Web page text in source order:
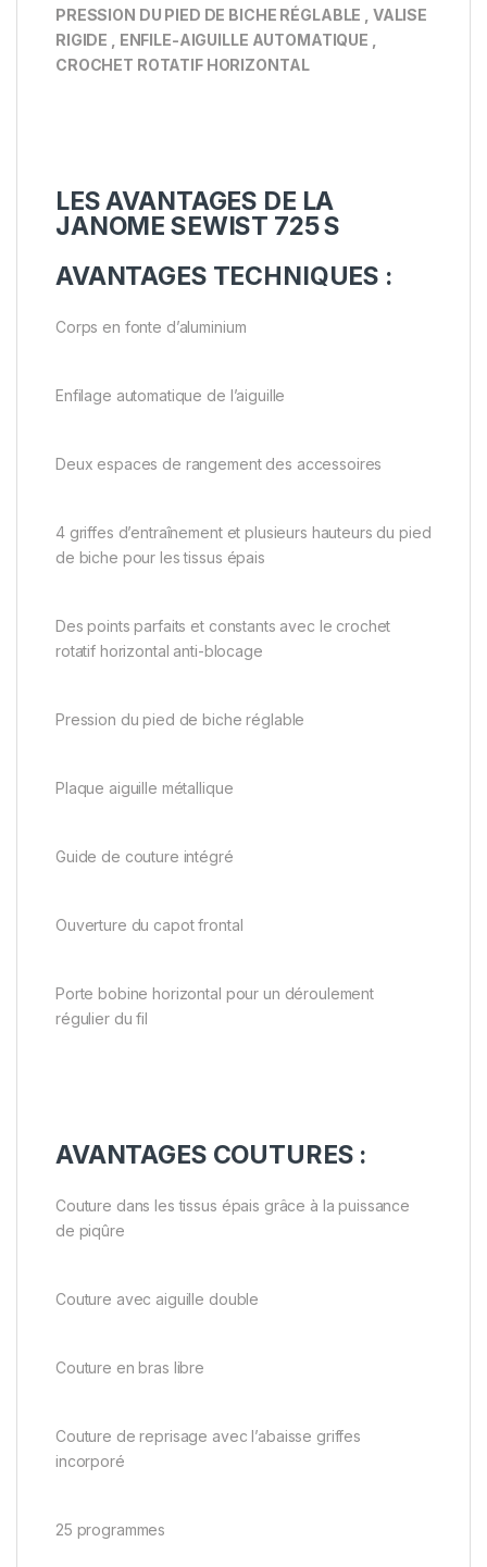
PRESSION DU PIED DE BICHE RÉGLABLE , VALISE
RIGIDE , ENFILE-AIGUILLE AUTOMATIQUE ,
CROCHET ROTATIF HORIZONTAL
LES AVANTAGES DE LA
JANOME SEWIST 725 S
AVANTAGES TECHNIQUES :
Corps en fonte d’aluminium
Enfilage automatique de l’aiguille
Deux espaces de rangement des accessoires
4 griffes d’entraînement et plusieurs hauteurs du pied
de biche pour les tissus épais
Des points parfaits et constants avec le crochet
rotatif horizontal anti-blocage
Pression du pied de biche réglable
Plaque aiguille métallique
Guide de couture intégré
Ouverture du capot frontal
Porte bobine horizontal pour un déroulement
régulier du fil
AVANTAGES COUTURES :
Couture dans les tissus épais grâce à la puissance
de piqûre
Couture avec aiguille double
Couture en bras libre
Couture de reprisage avec l’abaisse griffes
incorporé
25 programmes